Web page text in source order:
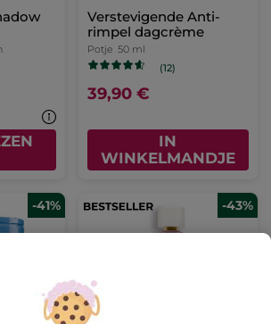
Verstevigende Anti-
rimpel dagcrème
Potje 50 ml
(12)
39,90 €
IN
WINKELMANDJE
-41% -43%